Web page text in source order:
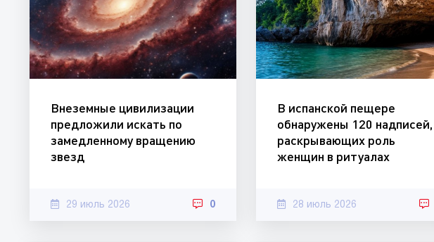
Внеземные цивилизации
предложили искать по
замедленному вращению
звезд
29 июль 2026 0
В испанской пещере
обнаружены 120 надписей,
раскрывающих роль
женщин в ритуалах
28 июль 2026